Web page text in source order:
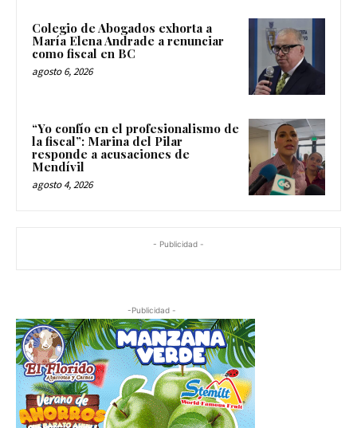
Colegio de Abogados exhorta a
María Elena Andrade a renunciar
como fiscal en BC
agosto 6, 2026
“Yo confío en el profesionalismo de
la fiscal”: Marina del Pilar
responde a acusaciones de
Mendívil
agosto 4, 2026
- Publicidad -
-Publicidad -